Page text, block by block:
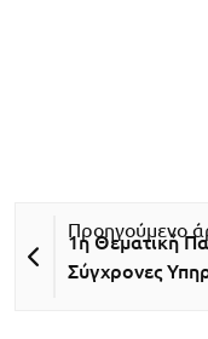
1η Θεματική
Σύγχρονες